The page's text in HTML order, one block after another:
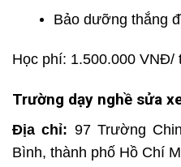
Bảo dưỡng thắng
Học phí: 1.500.000 VNĐ/
Trường dạy nghề sửa
Địa chỉ: 97 Trường
Bình, thành phố Hồ Chí